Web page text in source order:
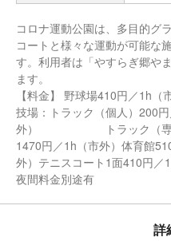
コロナ運動公園は、多目的グ
コートと様々な運動が可能な
す。利用者は「やすらぎ郷や
ます。
【料金】 野球場410円／1h
技場：トラック（個人）200
外） トラック（専用使
1470円／1h（市外）体育館
外）テニスコート1面410円／
夜間料金別途有
詳